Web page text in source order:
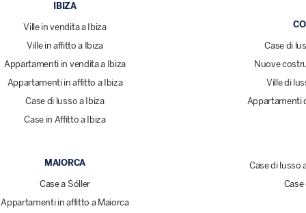
IBIZA
Ville in vendita a Ibiza
Ville in affitto a Ibiza
Appartamenti in vendita a Ibiza
Appartamenti in affitto a Ibiza
Case di lusso a Ibiza
Case in Affitto a Ibiza
MAIORCA
Case a Sóller
Appartamenti in affitto a Maiorca
Case di
Nuove
Ville di
Appartamenti
Case di lusso
Case